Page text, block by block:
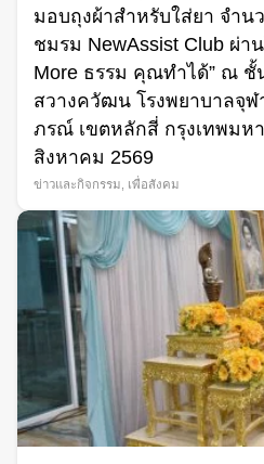
มอบถุงผ้าสำหรับใส่ยา จำน
ชมรม NewAssist Club ผ่า
More ธรรม คุณทำได้” ณ ชั้
สวางควัฒน โรงพยาบาลจุ
ภรณ์ เขตหลักสี่ กรุงเทพมห
สิงหาคม 2569
ข่าวและกิจกรรม เพื่อสังคม